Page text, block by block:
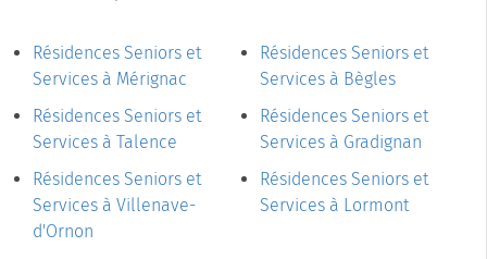
Résidences Seniors et
Services à Mérignac
Résidences Seniors et
Services à Talence
Résidences Seniors et
Services à Villenave-
d'Ornon
Résidences Seniors et
Services à Bègles
Résidences Seniors et
Services à Gradignan
Résidences Seniors et
Services à Lormont